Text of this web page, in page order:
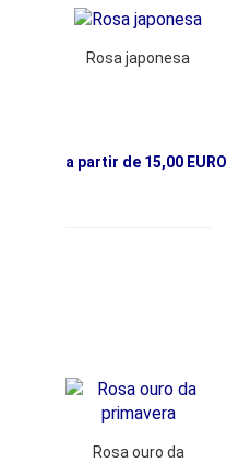
Rosa japonesa
a partir de 15,00 EURO
Rosa ouro da